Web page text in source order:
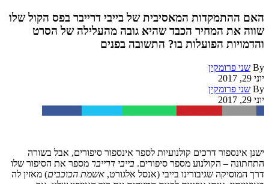
האם ההתמקדות המאסיבית של בייבי דרייבר בפס הקול שלו
שווה את המחיר הכבד שהיא גובה מהעלילה של הסרט
והדמויות הפועלות בו? התשובה בפנים
By שני פרומקין
יוני 29, 2017
By שני פרומקין
יוני 29, 2017
ישנן אינספור דרכים קולנועיות לספר אינספור סיפורים, אבל בשורה
התחתונה – הקולנוע מספר סיפורים. בייבי דרייבר מספר את הסיפור שלו
דרך המוסיקה שגיבורינו בייבי (אנסל אלגורט, אשמת הכוכבים) מאזין לה